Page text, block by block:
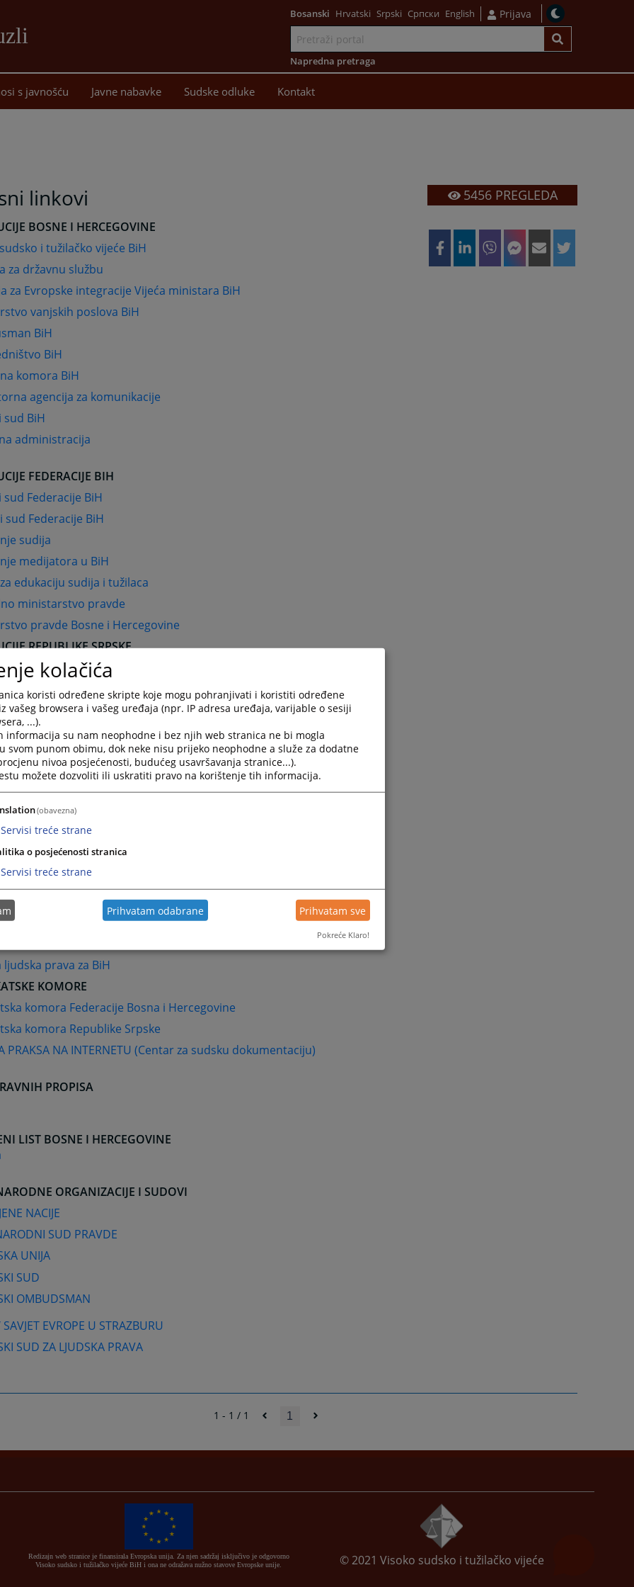
sadržaj
Bosanski Hrvatski Srpski Српски English Prijava
Napredna pretraga
s javnošću Javne nabavke Sudske odluke Kontakt
linkovi
BOSNE I HERCEGOVINE
i tužilačko vijeće BiH
za državnu službu
za Evropske integracije Vijeća ministara BiH
vanjskih poslova BiH
BiH
BiH
komora BiH
agencija za komunikacije
sud BiH
administracija
FEDERACIJE BIH
sud Federacije BiH
sud Federacije BiH
sudija
medijatora u BiH
edukaciju sudija i tužilaca
ministarstvo pravde
pravde Bosne i Hercegovine
REPUBLIKE SRPSKE
skupština Republike Srpske
Srpske
centar Vlade Republike Srpske
sud Republike Srpske
unutrašnjih poslova
za izbjeglice i raseljena lica
uprava Republike Srpske
uprava carina
INSTITUCIJE I ORGANIZACIJE U BIH
Visokog predstavnika (OHR)
u BiH
Evropske komisije u BiH
za imovinske zahtjeve raseljenih lica i izbjeglica (CRPC)
ljudska prava za BiH
KOMORE
komora Federacije Bosna i Hercegovine
komora Republike Srpske
PRAKSA NA INTERNETU (Centar za sudsku dokumentaciju)
PROPISA
LIST BOSNE I HERCEGOVINE
ORGANIZACIJE I SUDOVI
NACIJE
SUD PRAVDE
UNIJA
SUD
OMBUDSMAN
SAVJET EVROPE U STRAZBURU
SUD ZA LJUDSKA PRAVA
5456PREGLEDA
1 - 1 / 1 1
Redizajn web stranice je finansirala Evropska unija. Za njen sadržaj isključivo je odgovorno
Visoko sudsko i tužilačko vijeće BiH i ona ne odražava nužno stavove Evropske unije.
© 2021 Visoko sudsko i tužilačko vijeće
kolačića
koristi određene skripte koje mogu pohranjivati i koristiti određene
vašeg browsera i vašeg uređaja (npr. IP adresa uređaja, varijable o sesiji
...).
informacija su nam neophodne i bez njih web stranica ne bi mogla
svom punom obimu, dok neke nisu prijeko neophodne a služe za dodatne
nivoa posjećenosti, budućeg usavršavanja stranice...).
možete dozvoliti ili uskratiti pravo na korištenje tih informacija.
(obavezna)
Servisi treće strane
o posjećenosti stranica
Servisi treće strane
Prihvatam odabrane Prihvatam sve
Pokreće Klaro!